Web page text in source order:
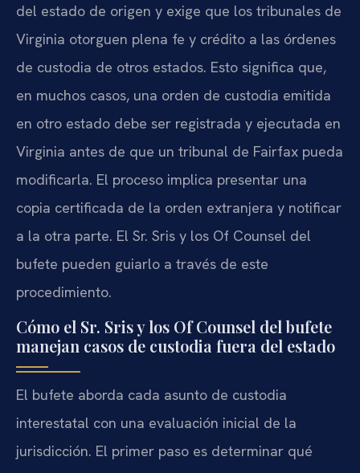
del estado de origen y exige que los tribunales de
Virginia otorguen plena fe y crédito a las órdenes
de custodia de otros estados. Esto significa que,
en muchos casos, una orden de custodia emitida
en otro estado debe ser registrada y ejecutada en
Virginia antes de que un tribunal de Fairfax pueda
modificarla. El proceso implica presentar una
copia certificada de la orden extranjera y notificar
a la otra parte. El Sr. Sris y los Of Counsel del
bufete pueden guiarlo a través de este
procedimiento.
Cómo el Sr. Sris y los Of Counsel del bufete
manejan casos de custodia fuera del estado
El bufete aborda cada asunto de custodia
interestatal con una evaluación inicial de la
jurisdicción. El primer paso es determinar qué